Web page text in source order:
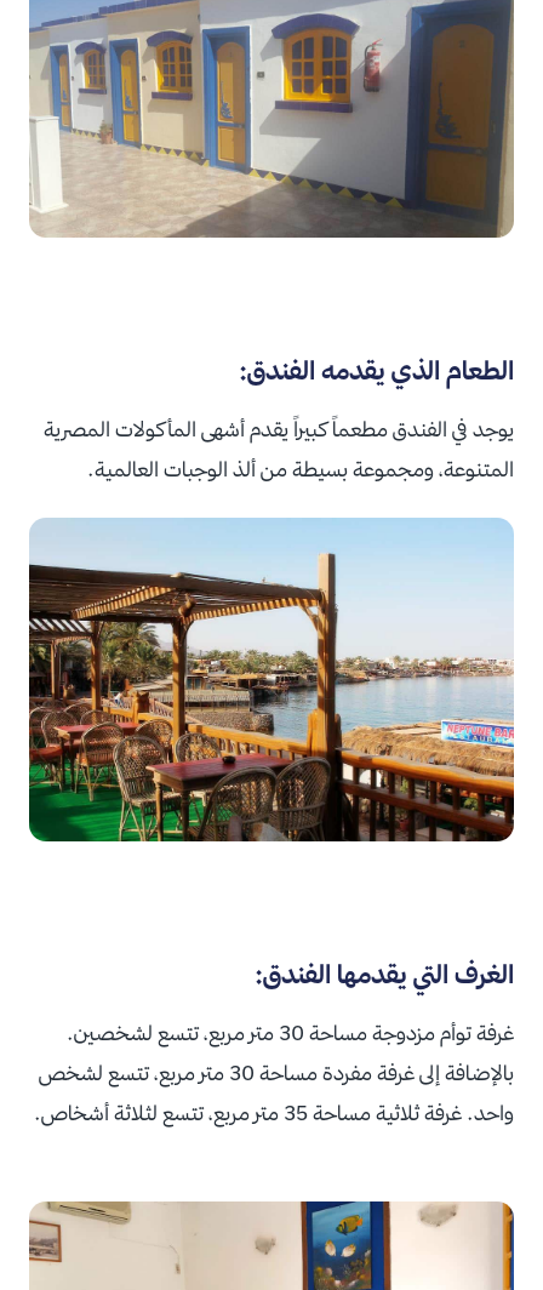
الطعام الذي يقدمه الفندق:
يوجد في الفندق مطعماً كبيراً يقدم أشهى المأكولات المصرية
المتنوعة، ومجموعة بسيطة من ألذ الوجبات العالمية.
الغرف التي يقدمها الفندق:
غرفة توأم مزدوجة مساحة 30 متر مربع، تتسع لشخصين.
بالإضافة إلى غرفة مفردة مساحة 30 متر مربع، تتسع لشخص
واحد. غرفة ثلاثية مساحة 35 متر مربع، تتسع لثلاثة أشخاص.